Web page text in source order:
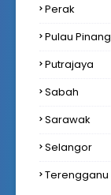
Perak
Pulau Pinang
Putrajaya
Sabah
Sarawak
Selangor
Terengganu